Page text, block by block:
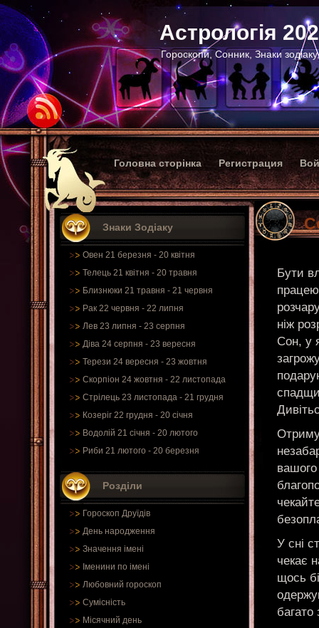
Астрологія
Гороскопи, Сонник, Знаки
Головна сторінка Регистрация
Знаки Зодіаку
Овен 21 березня - 20 квітня
Телець 21 квітня - 20 травня
Близнюки 21 травня - 21 червня
Рак 22 червня - 22 липня
Лев 23 липня - 23 серпня
Діва 24 серпня - 23 вересня
Терези 24 вересня - 23 жовтня
Скорпіон 24 жовтня - 22 листопада
Стрілець 23 листопада - 21 грудня
Козеріг 22 грудня - 20 січня
Водолій 21 січня - 20 лютого
Риби 21 лютого - 20 березня
Розділи
Гороскоп Друїдів
День народження
Значення імені
Іменини по імені
Любовний гороскоп
Сумісність
Місячний день
Бути
ніж
Сон, у
У сні
чекає
щось
багато